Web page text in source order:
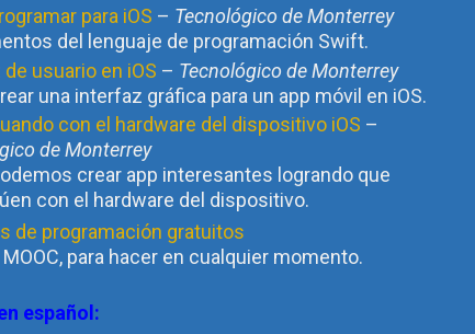
para iOS – Tecnológico de Monterrey
del lenguaje de programación Swift.
usuario en iOS – Tecnológico de Monterrey
una interfaz gráfica para un app móvil en iOS.
con el hardware del dispositivo iOS –
de Monterrey
crear app interesantes logrando que
con el hardware del dispositivo.
de programación gratuitos
para hacer en cualquier momento.
español: